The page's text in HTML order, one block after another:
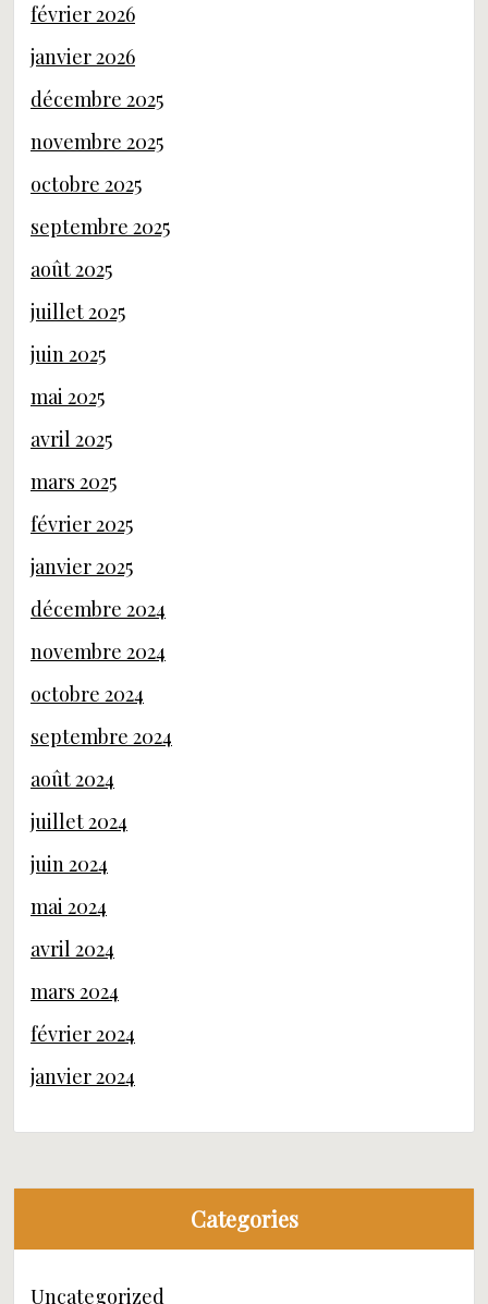
février 2026
janvier 2026
décembre 2025
novembre 2025
octobre 2025
septembre 2025
août 2025
juillet 2025
juin 2025
mai 2025
avril 2025
mars 2025
février 2025
janvier 2025
décembre 2024
novembre 2024
octobre 2024
septembre 2024
août 2024
juillet 2024
juin 2024
mai 2024
avril 2024
mars 2024
février 2024
janvier 2024
Categories
Uncategorized